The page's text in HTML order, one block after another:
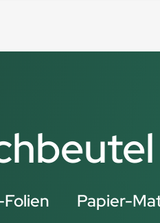
Papier-